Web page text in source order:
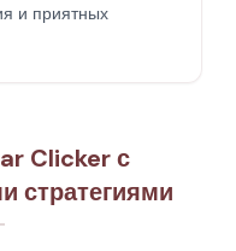
и приятных
Clicker с
стратегиями